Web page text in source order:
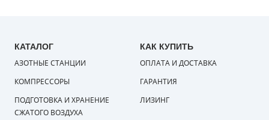
КАТАЛОГ
АЗОТНЫЕ СТАНЦИИ
КОМПРЕССОРЫ
ПОДГОТОВКА И ХРАНЕНИЕ
СЖАТОГО ВОЗДУХА
КАК КУПИТЬ
ОПЛАТА И ДОСТАВКА
ГАРАНТИЯ
ЛИЗИНГ
КОНДЕНСАТООТВОДЧИКИ
ФИЛЬТРОВ